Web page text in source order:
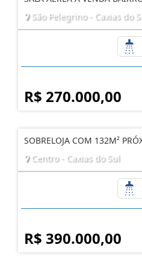
São Pelegrino - Caxias do
R$ 270.000,00
SOBRELOJA COM 132M²
Centro - Caxias do Sul
R$ 390.000,00